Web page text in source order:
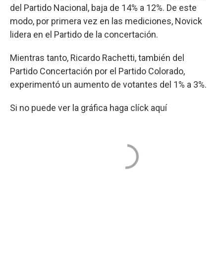
del Partido Nacional, baja de 14% a 12%. De este
modo, por primera vez en las mediciones, Novick
lidera en el Partido de la concertación.
Mientras tanto, Ricardo Rachetti, también del
Partido Concertación por el Partido Colorado,
experimentó un aumento de votantes del 1% a 3%.
Si no puede ver la gráfica haga clíck aquí